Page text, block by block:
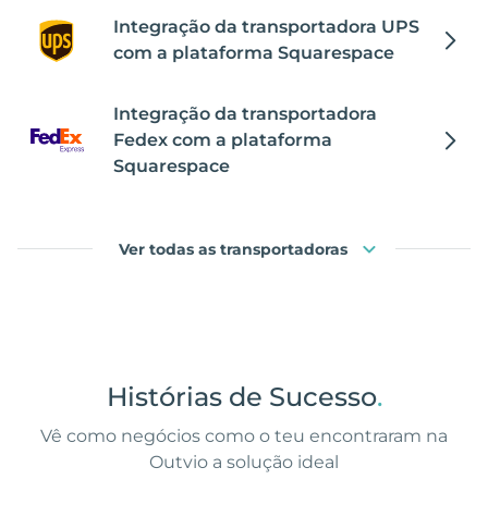
Integração da transportadora UPS
com a plataforma Squarespace
Integração da transportadora
Fedex com a plataforma
Squarespace
Ver todas as transportadoras
Histórias de Sucesso.
Vê como negócios como o teu encontraram na
Outvio a solução ideal